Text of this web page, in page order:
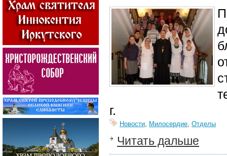
г.
Новости, Милосердие, Отделы
Читать дальше